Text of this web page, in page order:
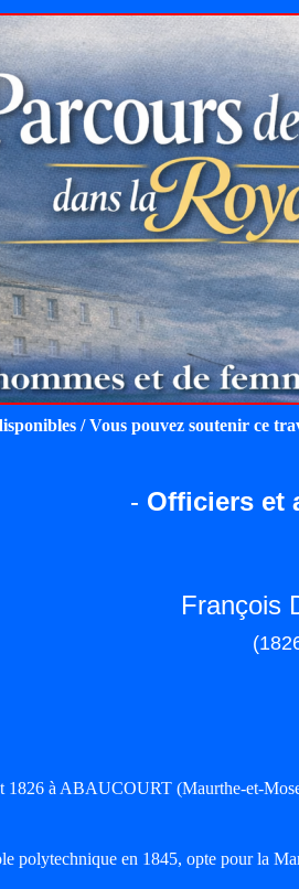
/ Vous pouvez soutenir ce
- Officiers et
François
1826 à ABAUCOURT (Maurthe-et-
polytechnique en 1845, opte pour la